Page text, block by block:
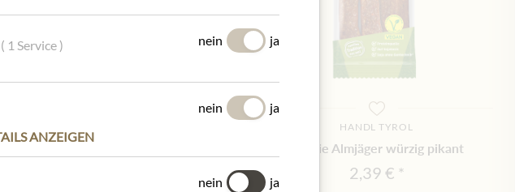
HANDL TYROL
Veggie Almjäger würzig pikant
2,39 €
( 1 Service ) nein ja
nein
ja
ANZEIGEN
nein ja